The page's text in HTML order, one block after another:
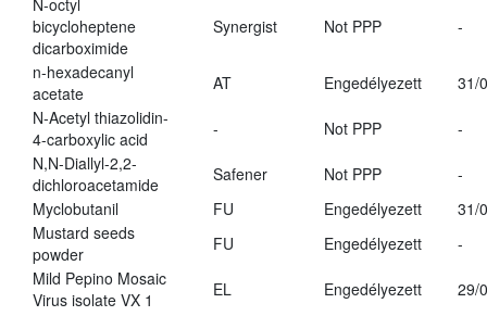
N-octyl
bicycloheptene
dicarboximide
Synergist Not PPP -
n-hexadecanyl
acetate
AT Engedélyezett
31/
N-Acetyl thiazolidin-
4-carboxylic acid
- Not PPP
-
N,N-Diallyl-2,2-
dichloroacetamide
Safener Not PPP
-
Myclobutanil
FU Engedélyezett
31/
Mustard seeds
powder
FU Engedélyezett
-
Mild Pepino Mosaic
Virus isolate VX 1
EL Engedélyezett
29/